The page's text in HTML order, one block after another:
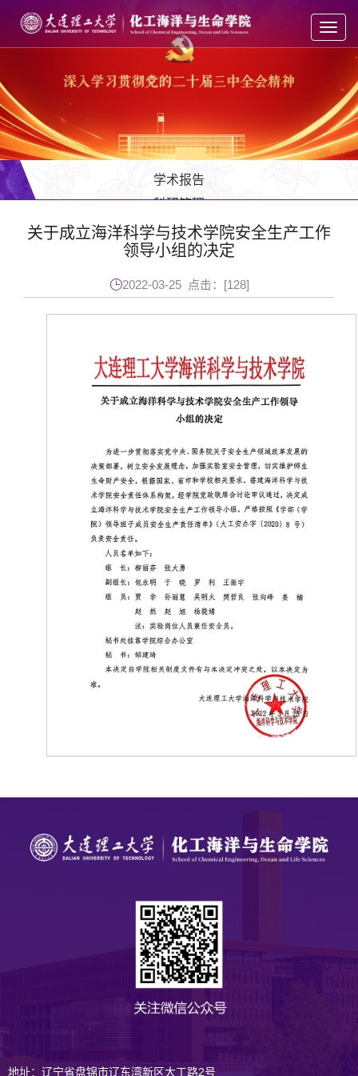
学术报告
科研管理
科研成果
实验室建设
关于成立海洋科学与技术学院安全生产工作
领导小组的决定
2022-03-25 点击：[128]
地址：辽宁省盘锦市辽东湾新区大工路2号